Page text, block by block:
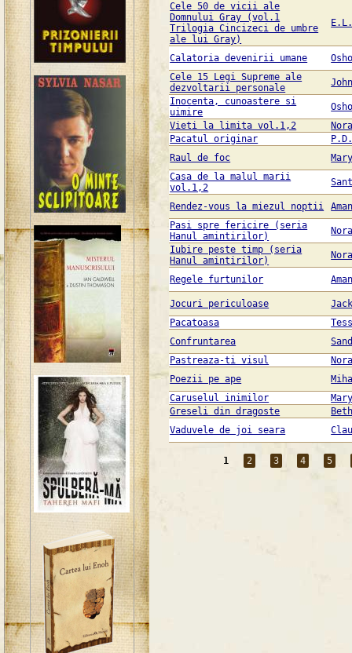
Cele 50 de vicii ale
Domnului Gray (vol.1
Trilogia Cincizeci de umbre
ale lui Gray)
Calatoria devenirii umane
Cele 15 Legi Supreme ale
dezvoltarii personale
Inocenta, cunoastere si
uimire
Vieti la limita vol.1,2
Pacatul originar
Raul de foc
Casa de la malul marii
vol.1,2
Rendez-vous la miezul noptii
Pasi spre fericire (seria
Hanul amintirilor)
Iubire peste timp (seria
Hanul amintirilor)
Regele furtunilor
Jocuri periculoase
Pacatoasa
Confruntarea
Pastreaza-ti visul
Poezii pe ape
Caruselul inimilor
Greseli din dragoste
Vaduvele de joi seara
1 2 3 4 5